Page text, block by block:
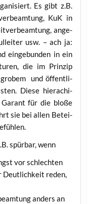
Es gibt z.B.
KuK in
ange­
usw. – ach ja:
ein­ge­bun­den in ein
die im Prin­zip
gro­bem und öffent­li­
Die­se hiera­chi­
für die blo­ße
sie bei allen Betei­
spür­bar, wenn
vor schlech­ten
Deut­lich­keit reden,
anders an